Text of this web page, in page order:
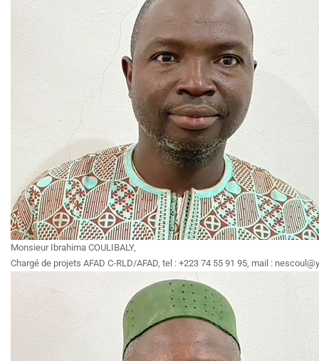
Monsieur Ibrahima COULIBALY,
Chargé de projets AFAD C-RLD/AFAD, tel : +223 74 55 91 95, mail :